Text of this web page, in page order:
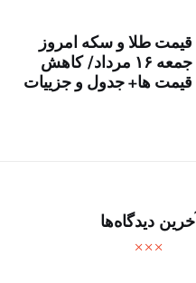
قیمت طلا و سکه امروز
جمعه ۱۶ مرداد/ کاهش
قیمت ها+ جدول و جزییات
آخرین دیدگاه‌ها